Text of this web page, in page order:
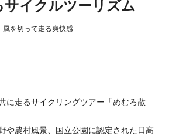
サイクルツーリズム
風を切って走る爽快感
に走るサイクリングツアー「めむろ散
や農村風景、国立公園に認定された日高